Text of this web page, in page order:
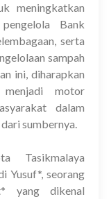
meningkatkan
Bank
serta
sampah
ini, diharapkan
motor
dalam
sumbernya.
Tasikmalaya
Yusuf*, seorang
yang dikenal